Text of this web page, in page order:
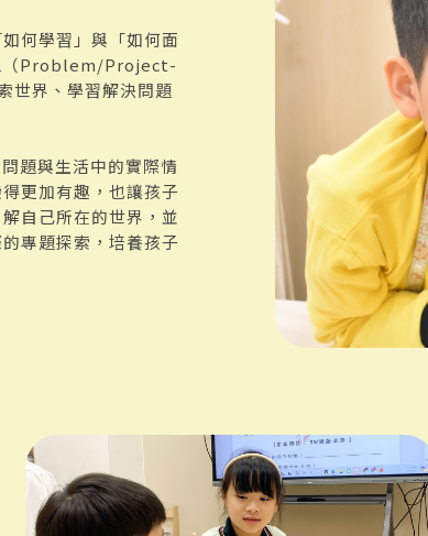
何學習」與「如何面
（Problem/Project-
世界、學習解決問題
題與生活中的實際情
更加有趣，也讓孩子
自己所在的世界，並
專題探索，培養孩子